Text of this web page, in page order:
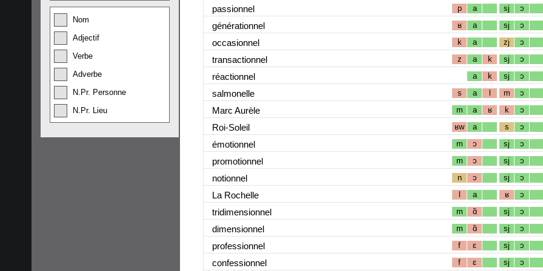
Nom
Adjectif
Verbe
Adverbe
N.Pr. Personne
N.Pr. Lieu
passionnel p a sj ɔ
générationnel ʁ a sj ɔ
occasionnel k a zj ɔ
transactionnel z a k sj ɔ
réactionnel a k sj ɔ
salmonelle s a l m ɔ
Marc Aurèle m a ʁ k ɔ
Roi-Soleil ʁw a s ɔ
émotionnel m ɔ sj ɔ
promotionnel m ɔ sj ɔ
notionnel n ɔ sj ɔ
La Rochelle l a ʁ ɔ
tridimensionnel m ɑ̃ sj ɔ
dimensionnel m ɑ̃ sj ɔ
professionnel f ɛ sj ɔ
confessionnel f ɛ sj ɔ